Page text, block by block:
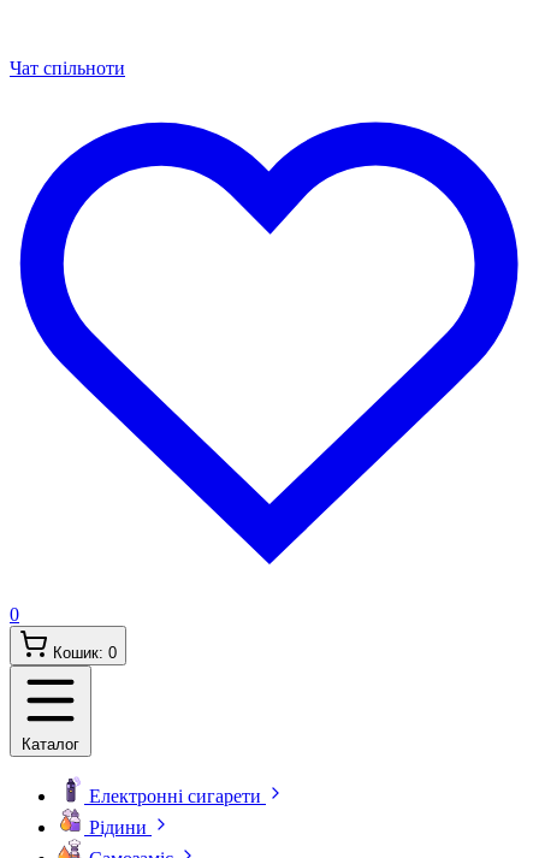
Чат спільноти
0
Кошик: 0
Каталог
Електронні сигарети
Рідини